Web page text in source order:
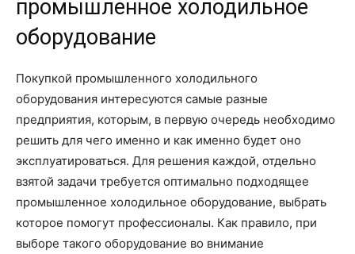
промышленное холодильное
оборудование
Покупкой промышленного холодильного
оборудования интересуются самые разные
предприятия, которым, в первую очередь необходимо
решить для чего именно и как именно будет оно
эксплуатироваться. Для решения каждой, отдельно
взятой задачи требуется оптимально подходящее
промышленное холодильное оборудование, выбрать
которое помогут профессионалы. Как правило, при
выборе такого оборудование во внимание